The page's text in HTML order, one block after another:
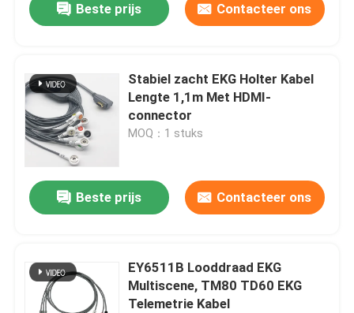
Beste prijs Contacteer ons
Stabiel zacht EKG Holter Kabel
Lengte 1,1m Met HDMI-
connector
MOQ：1 stuks
Beste prijs Contacteer ons
EY6511B Looddraad EKG
Multiscene, TM80 TD60 EKG
Telemetrie Kabel